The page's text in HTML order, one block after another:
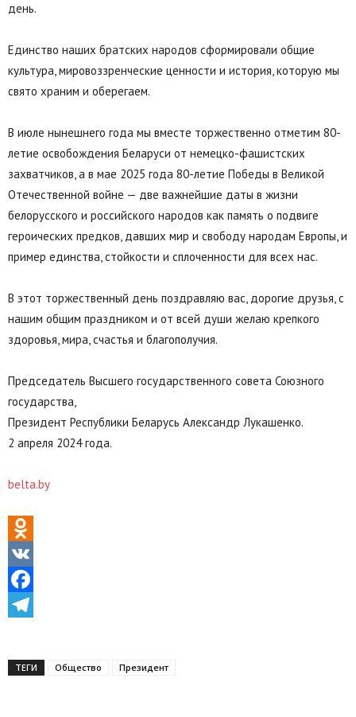
день.
Единство наших братских народов сформировали общие
культура, мировоззренческие ценности и история, которую мы
свято храним и оберегаем.
В июле нынешнего года мы вместе торжественно отметим 80-
летие освобождения Беларуси от немецко-фашистских
захватчиков, а в мае 2025 года 80-летие Победы в Великой
Отечественной войне — две важнейшие даты в жизни
белорусского и российского народов как память о подвиге
героических предков, давших мир и свободу народам Европы, и
пример единства, стойкости и сплоченности для всех нас.
В этот торжественный день поздравляю вас, дорогие друзья, с
нашим общим праздником и от всей души желаю крепкого
здоровья, мира, счастья и благополучия.
Председатель Высшего государственного совета Союзного
государства,
Президент Республики Беларусь Александр Лукашенко.
2 апреля 2024 года.
belta.by
Odnoklassniki
VK
Facebook
ТЕГИ Общество Президент